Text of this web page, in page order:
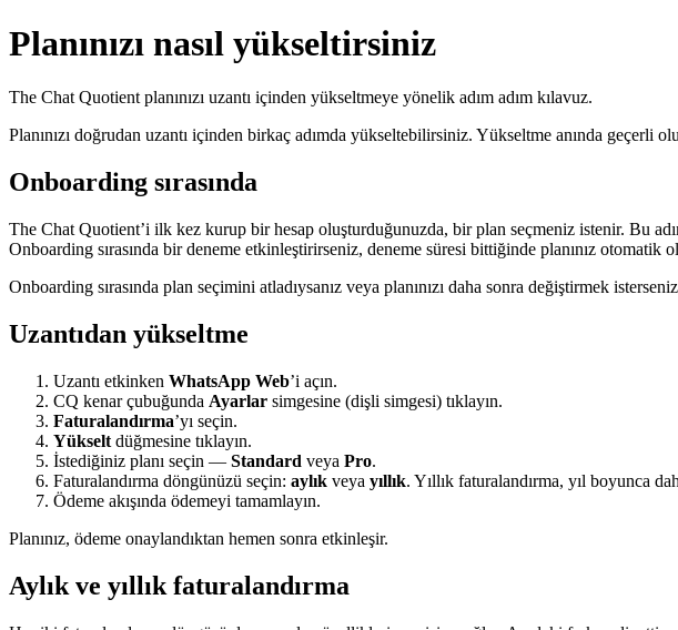
Planınızı nasıl yükseltirsiniz
The Chat Quotient planınızı uzantı içinden yükseltmeye yönelik adım adım kılavuz.
Planınızı doğrudan uzantı içinden birkaç adımda yükseltebilirsiniz. Yükseltme anında
Onboarding sırasında
The Chat Quotient’i ilk kez kurup bir hesap oluşturduğunuzda, bir plan seçmeniz istenir. Bu
Onboarding sırasında bir deneme etkinleştirirseniz, deneme süresi bittiğinde planınız otomatik
Onboarding sırasında plan seçimini atladıysanız veya planınızı daha sonra değiştirmek
Uzantıdan yükseltme
Uzantı etkinken WhatsApp Web’i açın.
CQ kenar çubuğunda Ayarlar simgesine (dişli simgesi) tıklayın.
Faturalandırma’yı seçin.
Yükselt düğmesine tıklayın.
İstediğiniz planı seçin — Standard veya Pro.
Faturalandırma döngünüzü seçin: aylık veya yıllık. Yıllık faturalandırma, yıl boyunca
Ödeme akışında ödemeyi tamamlayın.
Planınız, ödeme onaylandıktan hemen sonra etkinleşir.
Aylık ve yıllık faturalandırma